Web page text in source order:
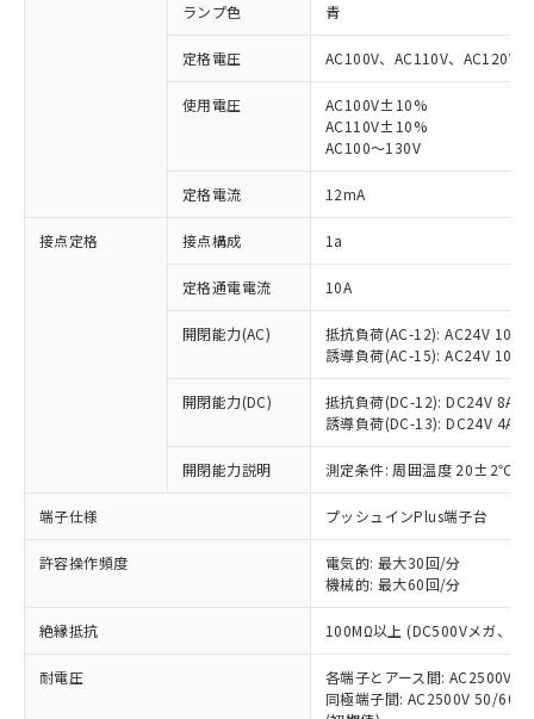
ランプ色 青
定格電圧 AC100V、AC110V、AC120V
使用電圧
AC100V±10%
AC110V±10%
AC100～130V
定格電流 12mA
接点定格 接点構成 1a
定格通電電流 10A
開閉能力(AC)
抵抗負荷(AC-12): AC24V 10A/
誘導負荷(AC-15): AC24V
開閉能力(DC)
抵抗負荷(DC-12): DC24V 8A/
誘導負荷(DC-13): DC24V 4A/
開閉能力説明 測定条件: 周囲温度 20±2℃、
端子仕様 プッシュインPlus端子台
許容操作頻度
電気的: 最大30回/分
機械的: 最大60回/分
絶縁抵抗 100MΩ以上 (DC500Vメガ、点
耐電圧
各端子とアース間: AC2500V
同極端子間: AC2500V 50/
ご利用条件
以下の条件をお読みいただき、同意のうえ
本サービスは、当社制御機器事業取扱
商品の当社在庫状況および標準価格
(税抜)を提供させていただくもので
当社制御機器事業取扱商品の中には、
ことをご了承ください。
在庫状況および標準価格照会結果は、
記載している更新日時点での社内デー
タに基づき作成されるものであり、閲
覧された時点での実際の在庫および標
準価格とは異なる場合があることをご
対応済み：EU RoHS指令（10物質）の
非含有に対応した製品が提供可能な商品で
す。
対応予定：EU RoHS指令（10物質）の非含
有に対応した製品に切り替える予定のある
対応予定なし：EU RoHS指令（10物質）の
非含有に非対応の商品で、対応品を出す予
調査・確認中：EU RoHS指令（10物質）の
非含有の対応状況を調査中または確認中の
非該当品：ライセンス料など無形物で、有
害物質有無と関係のない商品です。
仕入先様の事情により、非含有部品として
いたものが、含有品と判明した場合などや
むを得ず変更することがあります。
*EU RoHS指令（10物質）：
鉛(Pb) 1000ppm以下、 水銀(Hg) 1000ppm以下、 カド
六価クロム(Cr(Ⅵ)) 1000ppm以下、ポリ臭化ビフェニル
類(PBB) 1000ppm以下、ポリ臭化ジフェニルエーテル類
「○」：最大均質材料含有率が中国RoHSの
基準値以下であることを示します。
「×」：最大均質材料含有率が中国RoHSの
基準値を超えていることを示します。
「－」：未確認です。当社販売部門へお問
*中国RoHS10物質の基準値 (GB/T26572)：
Pb(鉛) :1000ppm、 Hg(水銀) : 1000ppm、 Cd(カドミウ
Cr(Ⅵ)(六価クロム) : 1000ppm、 PBBs(ポリ臭化ビフェ
当社は、これら貴社製品のうち、外国
為替および外国貿易法に定める商品
または国外への提供する場合は、日本
国政府の輸出許可(または役務取引許
可)を取得するなどの必要な手続きを